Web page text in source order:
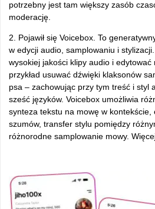
potrzebny jest tam większy zasób
moderację.
2. Pojawił się Voicebox. To
w edycji audio, samplowaniu i
wysokiej jakości klipy audio i
przykład usuwać dźwięki klaksonów
psa – zachowując przy tym treść i styl
sześć języków. Voicebox umożliwia
synteza tekstu na mowę w kontekście,
szumów, transfer stylu pomiędzy
różnorodne samplowanie mowy.